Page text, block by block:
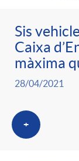
Sis
Caixa
màxima
28/04/2021
+